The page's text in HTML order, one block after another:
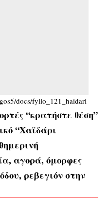
docs/fyllo_121_haidari
“κρατήστε θέση”
“Χαϊδάρι
αγορά, όμορφες
ρεβεγιόν στην